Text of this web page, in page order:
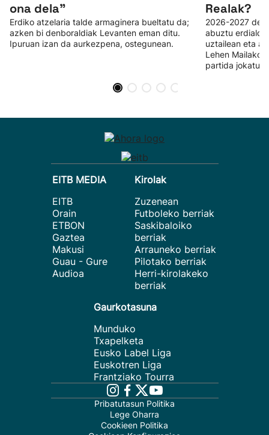
ona dela”
Erdiko atzelaria talde armaginera bueltatu da;
azken bi denboraldiak Levanten eman ditu.
Ipuruan izan da aurkezpena, ostegunean.
Realak?
2026-2027
abuztu
uztailean eta
Lehen Mailako
partida
EITB MEDIA
EITB
Orain
ETBON
Gaztea
Makusi
Guau - Gure
Audioa
Kirolak
Zuzenean
Futboleko berriak
Saskibaloiko
berriak
Arrauneko berriak
Pilotako berriak
Herri-kirolakeko
berriak
Gaurkotasuna
Munduko
Txapelketa
Eusko Label Liga
Euskotren Liga
Frantziako Tourra
Pribatutasun Politika
Lege Oharra
Cookieen Politika